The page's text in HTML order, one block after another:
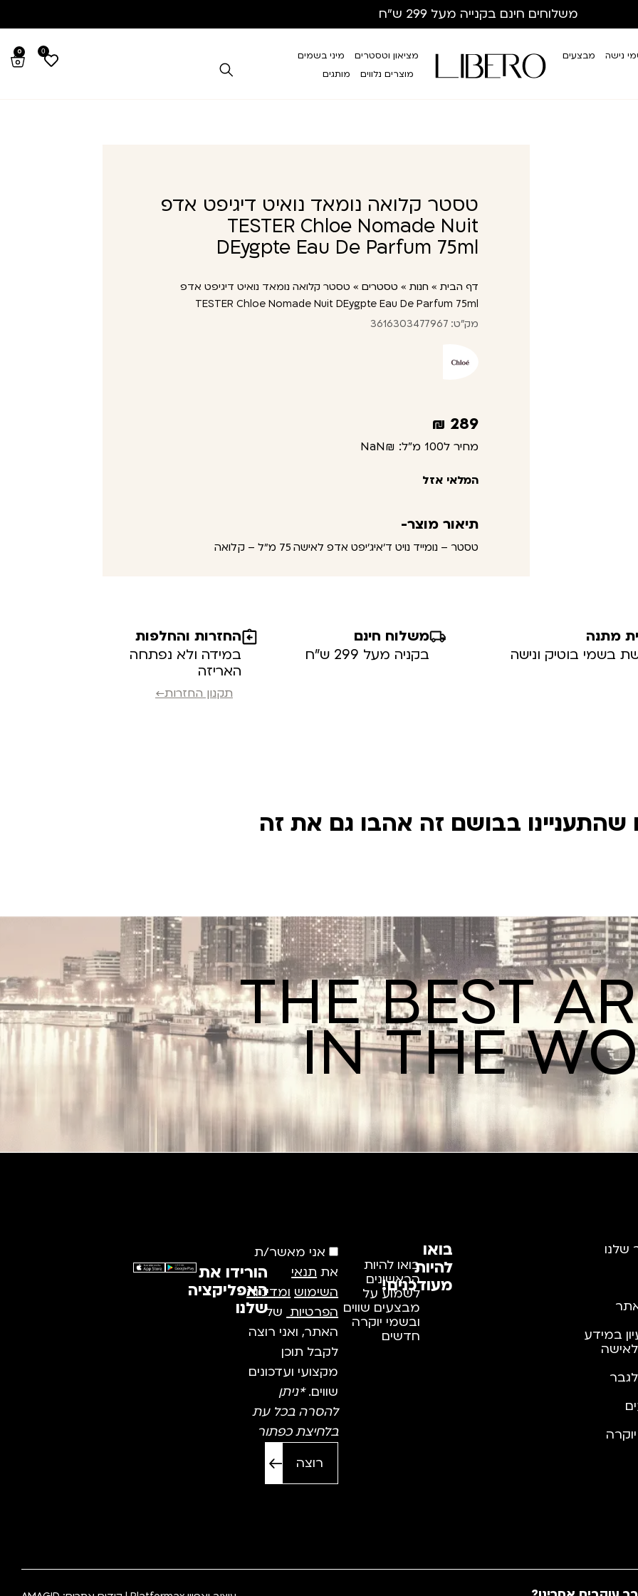
משלוחים חינם בקנייה מעל 299 ש”ח
נישה מבצעים מציאון וטסטרים
מיני בשמים
מוצרים נלווים
מותגים
0
0
טסטר קלואה נומאד נואיט דיגיפט אדפ
TESTER Chloe Nomade Nuit
DEygpte Eau De Parfum 75ml
דף הבית » חנות » טסטרים » טסטר קלואה נומאד נואיט דיגיפט אדפ
TESTER Chloe Nomade Nuit DEygpte Eau De Parfum 75ml
מק"ט: 3616303477967
289
₪
מחיר ל100 מ"ל: ₪NaN
המלאי אזל
תיאור מוצר-
טסטר – נומייד נויט ד'איג'יפט אדפ לאישה 75 מ"ל – קלואה
מתנה
בשמי בוטיק ונישה
משלוח חינם
בקניה מעל 299 ש”ח
החזרות והחלפות
במידה ולא נפתחה
האריזה
תקנון החזרות←
שהתעניינו בבושם זה אהבו גם את זה
THE BEST
IN THE
שלנו
במידע
בואו
להיות
מעודכנים!
בואו להיות
הראשונים
לשמוע על
מבצעים שווים
ובשמי יוקרה
חדשים
אני מאשר/ת
אתתנאי
השימוש ומדיניות
הפרטיות של
האתר, ואני רוצה
לקבל תוכן
מקצועי ועדכונים
שווים.*ניתן
להסרה בכל עת
בלחיצת כפתור
הורידו את
האפליקציה
שלנו